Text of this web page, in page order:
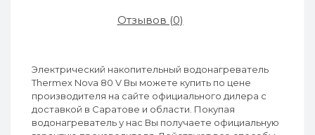
Отзывов (0)
Электрический накопительный водонагреватель
Thermex Nova 80 V Вы можете купить по цене
производителя на сайте официального дилера с
доставкой в Саратове и области. Покупая
водонагреватель у нас Вы получаете официальную